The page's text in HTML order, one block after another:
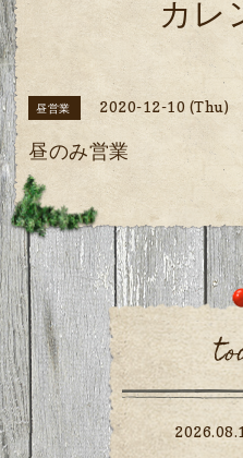
カレ
昼営業 2020-12-10 (Thu)
昼のみ営業